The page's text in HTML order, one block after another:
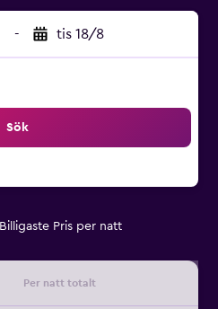
- tis 18/8
Sök
Billigaste Pris per natt
Per natt totalt